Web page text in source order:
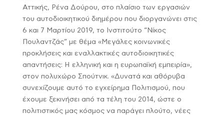
Αττικής, Ρένα Δούρου, στο πλαίσιο των εργασιών
του αυτοδιοικητικού διημέρου που διοργανώνει στις
6 και 7 Μαρτίου 2019, το Ινστιτούτο “Νίκος
Πουλαντζάς” με θέμα «Μεγάλες κοινωνικές
προκλήσεις και εναλλακτικές αυτοδιοικητικές
απαντήσεις: Η ελληνική και η ευρωπαϊκή εμπειρία»,
στον πολυχώρο Σπούτνικ. «Δυνατά και αθόρυβα
συνεχίζουμε αυτό το εγχείρημα Πολιτισμού, που
έχουμε ξεκινήσει από τα τέλη του 2014, ώστε ο
πολιτιστικός μας κόσμος να παράγει πλούτο, νέες